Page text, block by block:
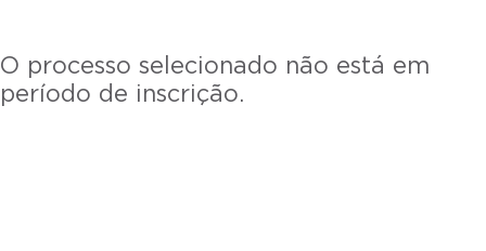
O processo selecionado não está em
período de inscrição.